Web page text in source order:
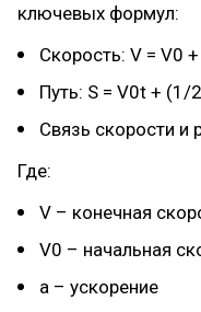
ключевых формул:
Скорость: V = V0
Путь: S = V0t + (1/
Связь скорости и
Где:
V – конечная
V0 – начальная
a – ускорение